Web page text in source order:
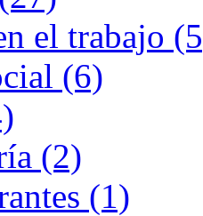
el trabajo
(6)
(2)
(1)